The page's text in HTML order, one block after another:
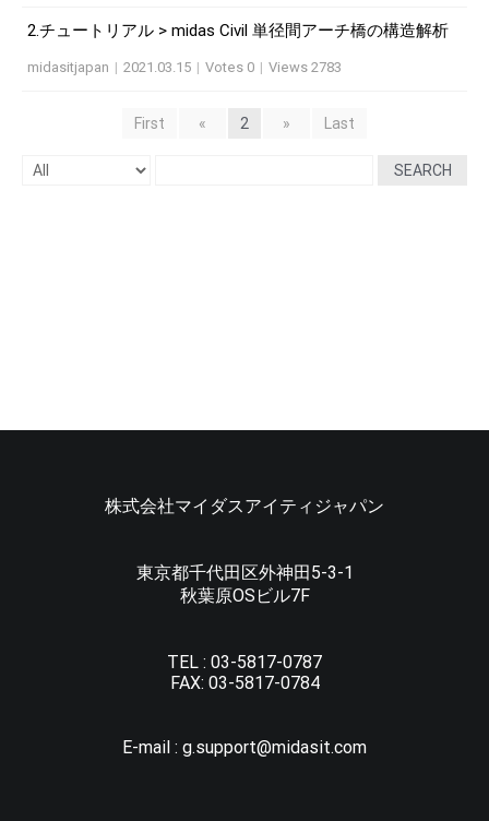
2.チュートリアル > midas Civil 単径間アーチ橋の構造解析
midasitjapan | 2021.03.15 | Votes 0 | Views 2783
First « 2 » Last
SEARCH
株式会社マイダスアイティジャパン
東京都千代田区外神田5-3-1
秋葉原OSビル7F
TEL : 03-5817-0787
FAX: 03-5817-0784
E-mail : g.support@midasit.com